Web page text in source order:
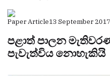
Paper Article13 September 2017
පළාත් පාලන
පැවැත්විය නොහැකියි